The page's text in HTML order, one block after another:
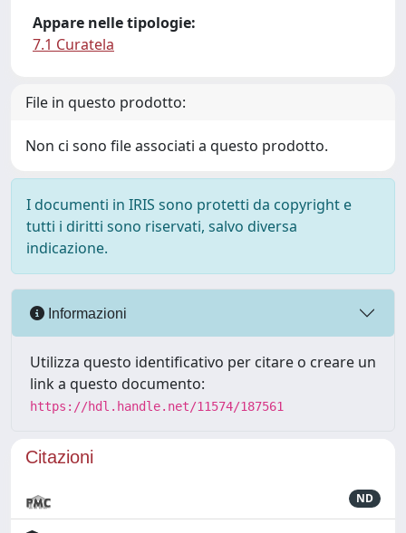
Appare nelle tipologie:
7.1 Curatela
File in questo prodotto:
Non ci sono file associati a questo prodotto.
I documenti in IRIS sono protetti da copyright e
tutti i diritti sono riservati, salvo diversa
indicazione.
Informazioni
Utilizza questo identificativo per citare o creare un
link a questo documento:
https://hdl.handle.net/11574/187561
Citazioni
ND